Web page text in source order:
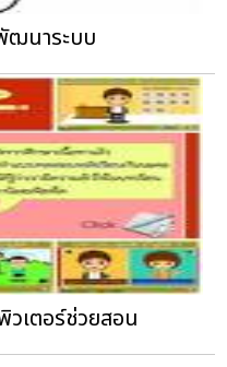
ฒนาระบบ
เตอร์ช่วยสอน